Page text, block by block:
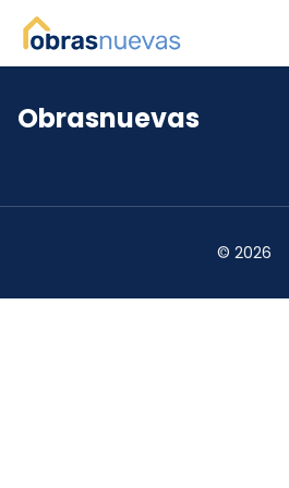
*
Obrasnuevas
© 2026